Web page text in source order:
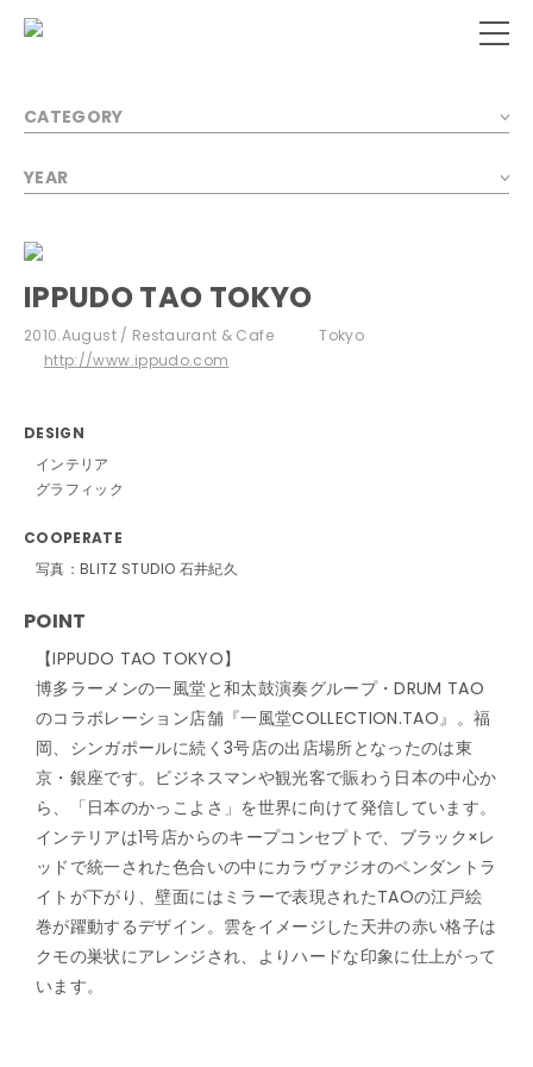
CATEGORY
YEAR
IPPUDO TAO TOKYO
2010.August Restaurant & Cafe
Tokyo
http://www.ippudo.com
DESIGN
インテリア
グラフィック
COOPERATE
写真：BLITZ STUDIO 石井紀久
POINT
【IPPUDO TAO TOKYO】
博多ラーメンの一風堂と和太鼓演奏グループ・DRUM TAO
のコラボレーション店舗『一風堂COLLECTION.TAO』。福
岡、シンガポールに続く3号店の出店場所となったのは東
京・銀座です。ビジネスマンや観光客で賑わう日本の中心か
ら、「日本のかっこよさ」を世界に向けて発信しています。
インテリアは1号店からのキープコンセプトで、ブラック×レ
ッドで統一された色合いの中にカラヴァジオのペンダントラ
イトが下がり、壁面にはミラーで表現されたTAOの江戸絵
巻が躍動するデザイン。雲をイメージした天井の赤い格子は
クモの巣状にアレンジされ、よりハードな印象に仕上がって
います。